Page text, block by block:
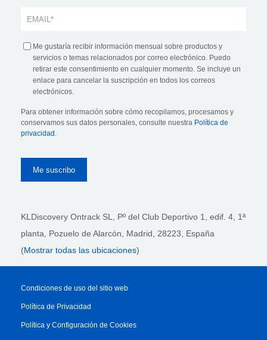
Me gustaría recibir información mensual sobre productos y
servicios o temas relacionados por correo electrónico. Puedo
retirar este consentimiento en cualquier momento. Se incluye un
enlace para cancelar la suscripción en todos los correos
electrónicos.
Para obtener información sobre cómo recopilamos, procesamos y
conservamos sus datos personales, consulte nuestra Política de
privacidad .
KLDiscovery Ontrack SL, Pº del Club Deportivo 1, edif. 4, 1ª
planta, Pozuelo de Alarcón, Madrid, 28223, España
(Mostrar todas las ubicaciones)
Condiciones de uso del sitio web
Política de Privacidad
Política y Configuración de Cookies